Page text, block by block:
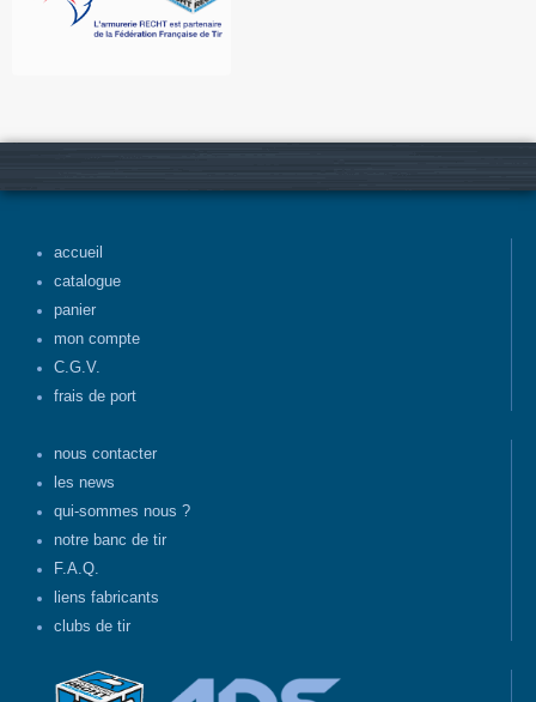
accueil
catalogue
panier
mon compte
C.G.V.
frais de port
nous contacter
les news
qui-sommes nous ?
notre banc de tir
F.A.Q.
liens fabricants
clubs de tir